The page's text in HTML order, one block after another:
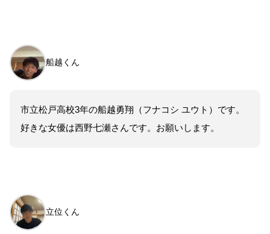
市立松戸高校3年の船越勇翔（フナコシ ユウト）です。
好きな女優は西野七瀬さんです。お願いします。
船越くん
立位くん